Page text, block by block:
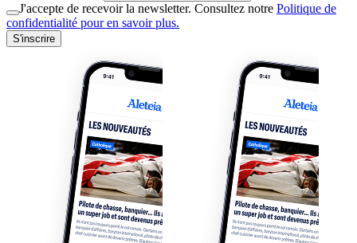
J'accepte de recevoir la newsletter. Consultez notre Politique de
confidentialité pour en savoir plus.
S'inscrire